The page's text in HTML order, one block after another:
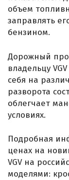
объем
заправлять
бензином.
Дорожный
владельцу
себя на
разворота
облегчает
условиях.
Подробная
ценах на
VGV на
моделями: